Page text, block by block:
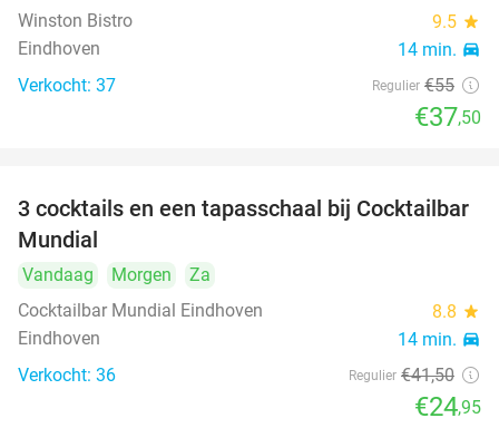
Winston Bistro
9.5 star
Eindhoven 14 min. directions_car
Verkocht: 37 Regulier €55
€37,50
40%
3 cocktails en een tapasschaal bij Cocktailbar
Mundial
Vandaag Morgen
Za
Cocktailbar Mundial Eindhoven
8.8 star
Eindhoven 14 min. directions_car
Verkocht: 36 Regulier €41,50
€24,95